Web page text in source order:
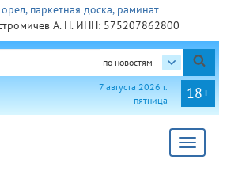
А. Н. ИНН: 575207862800
по новостям
18+
7 августа 2026 г.
пятница
Toggle